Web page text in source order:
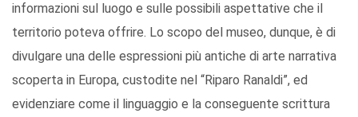
informazioni sul luogo e sulle possibili aspettative che il
territorio poteva offrire. Lo scopo del museo, dunque, è di
divulgare una delle espressioni più antiche di arte narrativa
scoperta in Europa, custodite nel “Riparo Ranaldi”, ed
evidenziare come il linguaggio e la conseguente scrittura